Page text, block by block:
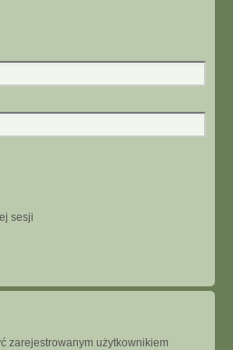
sesji
zarejestrowanym użytkownikiem